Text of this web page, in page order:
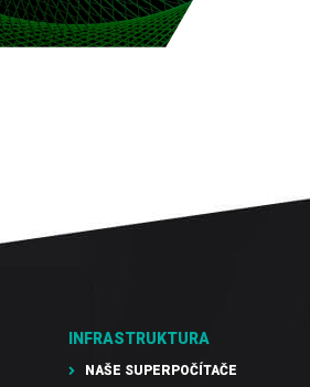
INFRASTRUKTURA
NAŠE SUPERPOČÍTAČE